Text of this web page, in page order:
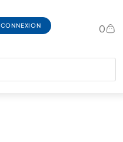
CONNEXION 0